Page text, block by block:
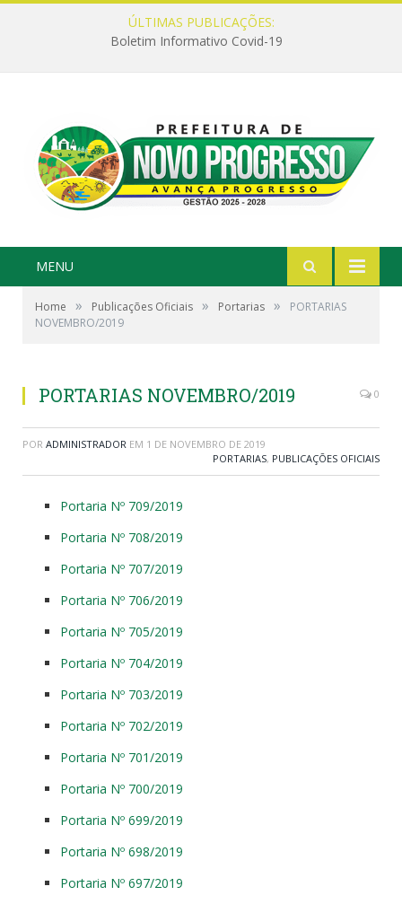
ÚLTIMAS PUBLICAÇÕES:
Boletim Informativo Covid-19
MENU
Home » Publicações Oficiais » Portarias »
PORTARIAS
NOVEMBRO/2019
PORTARIAS NOVEMBRO/2019 0
POR ADMINISTRADOR EM 1 DE NOVEMBRO DE 2019
PORTARIAS, PUBLICAÇÕES OFICIAIS
Portaria Nº 709/2019
Portaria Nº 708/2019
Portaria Nº 707/2019
Portaria Nº 706/2019
Portaria Nº 705/2019
Portaria Nº 704/2019
Portaria Nº 703/2019
Portaria Nº 702/2019
Portaria Nº 701/2019
Portaria Nº 700/2019
Portaria Nº 699/2019
Portaria Nº 698/2019
Portaria Nº 697/2019